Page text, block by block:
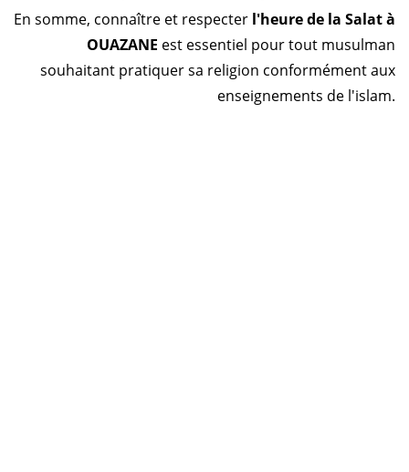
En somme, connaître et respecter l'heure de la Salat à
OUAZANE est essentiel pour tout musulman
souhaitant pratiquer sa religion conformément aux
enseignements de l'islam.